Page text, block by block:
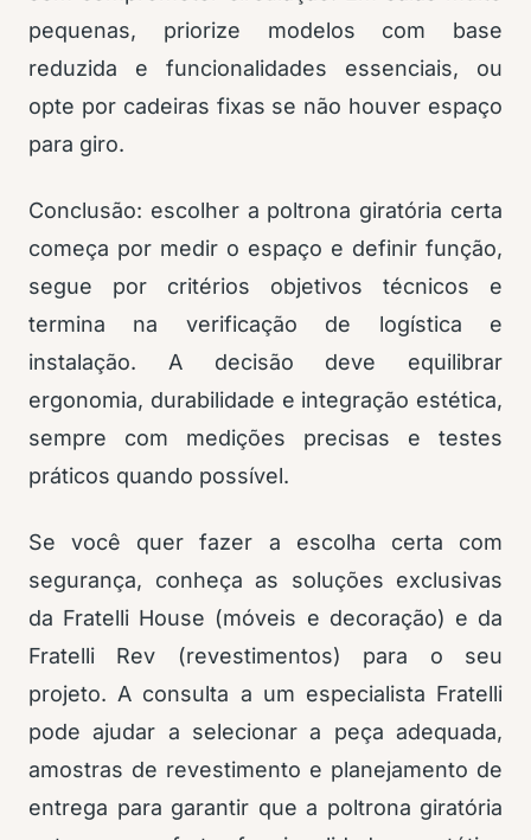
pequenas, priorize modelos com base
reduzida e funcionalidades essenciais, ou
opte por cadeiras fixas se não houver espaço
para giro.
Conclusão: escolher a poltrona giratória certa
começa por medir o espaço e definir função,
segue por critérios objetivos técnicos e
termina na verificação de logística e
instalação. A decisão deve equilibrar
ergonomia, durabilidade e integração estética,
sempre com medições precisas e testes
práticos quando possível.
Se você quer fazer a escolha certa com
segurança, conheça as soluções exclusivas
da Fratelli House (móveis e decoração) e da
Fratelli Rev (revestimentos) para o seu
projeto. A consulta a um especialista Fratelli
pode ajudar a selecionar a peça adequada,
amostras de revestimento e planejamento de
entrega para garantir que a poltrona giratória